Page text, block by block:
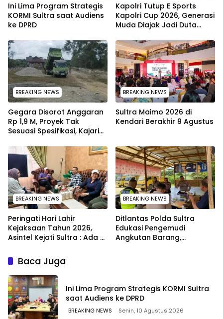
Ini Lima Program Strategis
KORMI Sultra saat Audiens
ke DPRD
Kapolri Tutup E Sports
Kapolri Cup 2026, Generasi
Muda Diajak Jadi Duta
BREAKING NEWS
Gegara Disorot Anggaran
Rp 1,9 M, Proyek Tak
Sesuasi Spesifikasi, Kajari
Dihentikan Sementara
BREAKING NEWS
Sultra Maimo 2026 di
Kendari Berakhir 9 Agustus
BREAKING NEWS
Peringati Hari Lahir
Kejaksaan Tahun 2026,
Asintel Kejati Sultra : Ada
sampai Adhyaksa Run
BREAKING NEWS
Ditlantas Polda Sultra
Edukasi Pengemudi
Angkutan Barang,
Baca Juga
Ini Lima Program Strategis KORMI Sultra
saat Audiens ke DPRD
BREAKING NEWS Senin, 10 Agustus 2026